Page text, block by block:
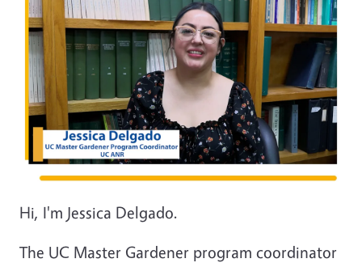
Hi, I'm Jessica Delgado.
The UC Master Gardener program coordinator